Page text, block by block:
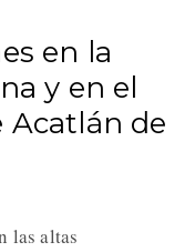
en la
y en el
de
las altas